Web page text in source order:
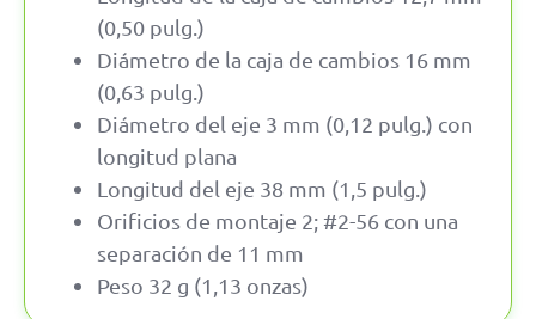
(0,50 pulg.)
Diámetro de la caja de cambios 16 mm
(0,63 pulg.)
Diámetro del eje 3 mm (0,12 pulg.) con
longitud plana
Longitud del eje 38 mm (1,5 pulg.)
Orificios de montaje 2; #2-56 con una
separación de 11 mm
Peso 32 g (1,13 onzas)